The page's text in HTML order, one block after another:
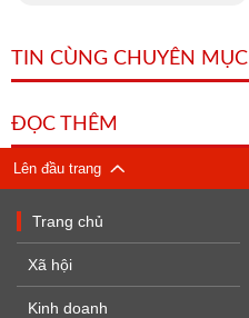
TIN CÙNG CHUYÊN MỤC
ĐỌC THÊM
Lên đầu trang
Trang chủ
Xã hội
Kinh doanh